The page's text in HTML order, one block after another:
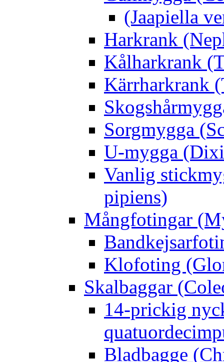
(Jaapiella
Harkrank
Kålharkrank
Kärrharkrank
Sorgmygga
U-mygga
Vanlig
pipiens)
Mångfotingar
Klofoting
Skalbaggar
14-prickig
Bladbagge